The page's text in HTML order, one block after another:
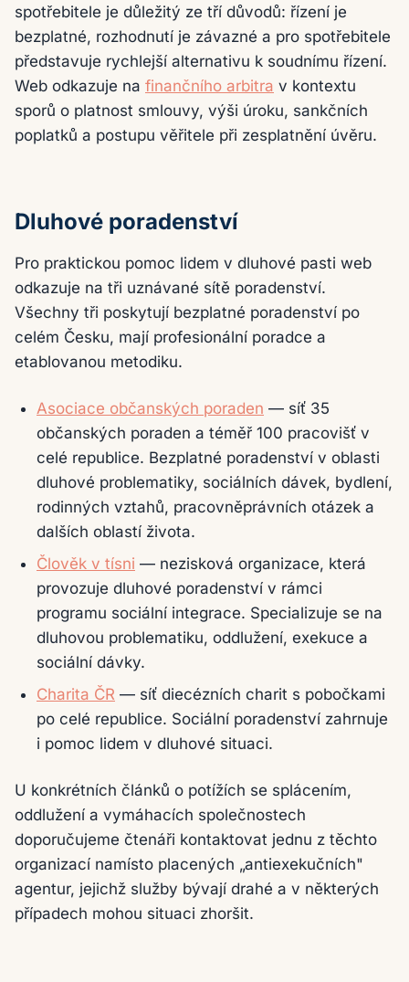
spotřebitele je důležitý ze tří důvodů: řízení je
bezplatné, rozhodnutí je závazné a pro spotřebitele
představuje rychlejší alternativu k soudnímu řízení.
Web odkazuje na finančního arbitra v kontextu
sporů o platnost smlouvy, výši úroku, sankčních
poplatků a postupu věřitele při zesplatnění úvěru.
Dluhové poradenství
Pro praktickou pomoc lidem v dluhové pasti web
odkazuje na tři uznávané sítě poradenství.
Všechny tři poskytují bezplatné poradenství po
celém Česku, mají profesionální poradce a
etablovanou metodiku.
Asociace občanských poraden — síť 35
občanských poraden a téměř 100 pracovišť v
celé republice. Bezplatné poradenství v oblasti
dluhové problematiky, sociálních dávek, bydlení,
rodinných vztahů, pracovněprávních otázek a
dalších oblastí života.
Člověk v tísni — nezisková organizace, která
provozuje dluhové poradenství v rámci
programu sociální integrace. Specializuje se na
dluhovou problematiku, oddlužení, exekuce a
sociální dávky.
Charita ČR — síť diecézních charit s pobočkami
po celé republice. Sociální poradenství zahrnuje
i pomoc lidem v dluhové situaci.
U konkrétních článků o potížích se splácením,
oddlužení a vymáhacích společnostech
doporučujeme čtenáři kontaktovat jednu z těchto
organizací namísto placených „antiexekučních"
agentur, jejichž služby bývají drahé a v některých
případech mohou situaci zhoršit.